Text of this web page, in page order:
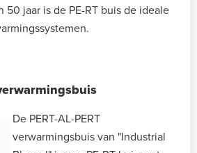
50 jaar is de PE-RT buis de ideale
De PERT-AL-PERT
verwarmingsbuis van "Industrial